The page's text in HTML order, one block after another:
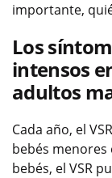
importante,
Los
intensos
adultos
Cada año, el
bebés menores
bebés, el VSR